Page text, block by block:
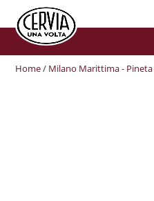
Home/ Milano Marittima - Pineta